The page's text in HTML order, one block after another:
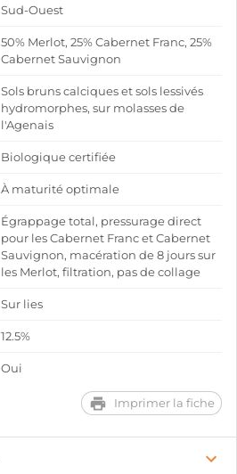
Sud-Ouest
50% Merlot, 25% Cabernet Franc, 25%
Cabernet Sauvignon
Sols bruns calciques et sols lessivés
hydromorphes, sur molasses de
l'Agenais
Biologique certifiée
À maturité optimale
Égrappage total, pressurage direct
pour les Cabernet Franc et Cabernet
Sauvignon, macération de 8 jours sur
les Merlot, filtration, pas de collage
Sur lies
12.5%
Oui
Imprimer la fiche